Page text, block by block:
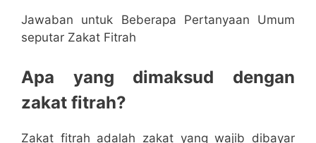
Jawaban untuk Beberapa Pertanyaan Umum
seputar Zakat Fitrah
Apa yang dimaksud dengan
zakat fitrah?
Zakat fitrah adalah zakat yang wajib dibayar